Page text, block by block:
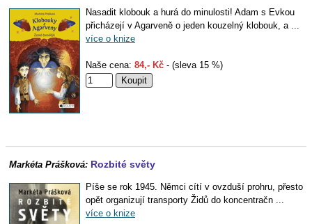
Nasadit klobouk a hurá do minulosti! Adam s Evkou
přicházejí v Agarveně o jeden kouzelný klobouk, a ...
více o knize
Naše cena: 84,- Kč - (sleva 15 %)
Markéta Prášková: Rozbité světy
Píše se rok 1945. Němci cítí v ovzduší prohru, přesto
opět organizují transporty Židů do koncentračn ...
více o knize